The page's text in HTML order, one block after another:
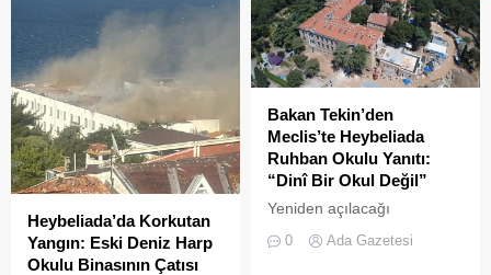
müdahalesiyle kurtarıldı.
Heybeliada’da Korkutan
Yangın: Eski Deniz Harp
Okulu Binasının Çatısı
Bakan Tekin’den
Meclis’te Heybeliada
Ruhban Okulu Yanıtı:
“Dinî Bir Okul Değil”
Yeniden açılacağı
kamuoyunda sıkça tartışılan
0 Ada Gazetesi